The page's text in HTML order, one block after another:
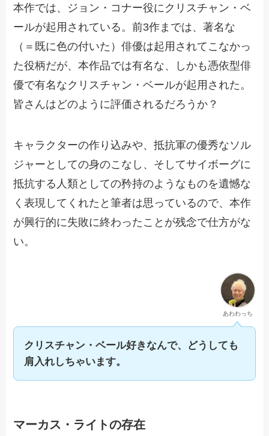
本作では、ジョン・コナー役にクリスチャン・ベ
ールが起用されている。前3作までは、著名な
（＝既に色の付いた）俳優は起用されてこなかっ
た役柄だが、本作品では有名な、しかも憑依型俳
優で有名なクリスチャン・ベールが起用された。
皆さんはどのように評価されるだろうか？
キャラクターの作り込みや、抵抗軍の優秀なソル
ジャーとしての身のこなし、そしてサイボーグに
抵抗する人類としての矜持のようなものを遺憾な
く表現してくれたと筆者は思っているので、本作
が興行的に失敗に終わったことが残念で仕方がな
い。
あわわっち
クリスチャン・ベール好きなんで、どうしても
肩入れしちゃいます。
マーカス・ライトの存在